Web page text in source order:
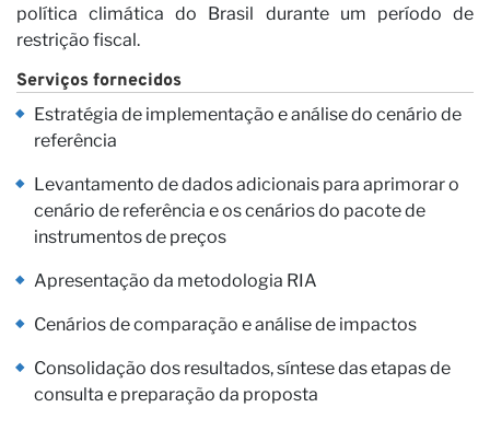
política climática do Brasil durante um período de
restrição fiscal.
Serviços fornecidos
Estratégia de implementação e análise do cenário de
referência
Levantamento de dados adicionais para aprimorar o
cenário de referência e os cenários do pacote de
instrumentos de preços
Apresentação da metodologia RIA
Cenários de comparação e análise de impactos
Consolidação dos resultados, síntese das etapas de
consulta e preparação da proposta